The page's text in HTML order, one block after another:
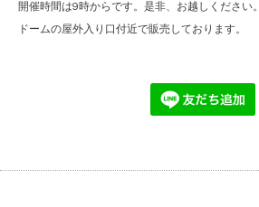
開催時間は9時からです。是非、お越しください。
ドームの屋外入り口付近で販売しております。